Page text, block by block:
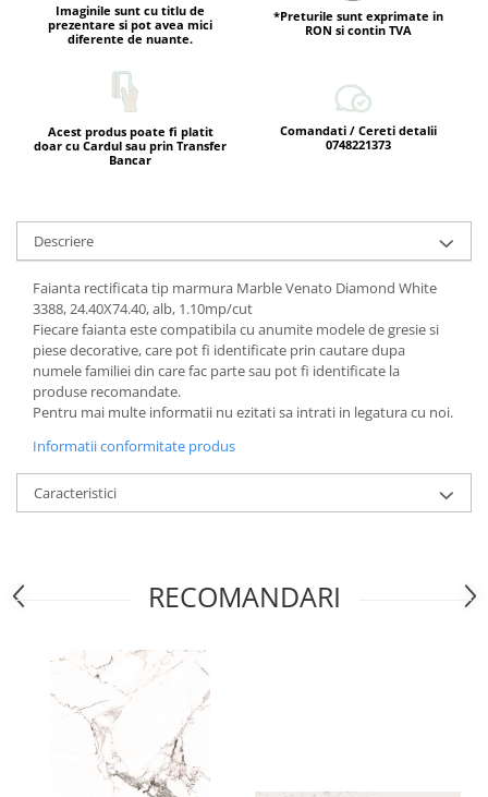
Imaginile sunt cu titlu de
prezentare si pot avea mici
diferente de nuante.
*Preturile sunt exprimate in
RON si contin TVA
Acest produs poate fi platit
doar cu Cardul sau prin Transfer
Bancar
Comandati / Cereti detalii
0748221373
Descriere
Faianta rectificata tip marmura Marble Venato Diamond White
3388, 24.40X74.40, alb, 1.10mp/cut
Fiecare faianta este compatibila cu anumite modele de gresie si
piese decorative, care pot fi identificate prin cautare dupa
numele familiei din care fac parte sau pot fi identificate la
produse recomandate.
Pentru mai multe informatii nu ezitati sa intrati in legatura cu noi.
Informatii conformitate produs
Caracteristici
RECOMANDARI